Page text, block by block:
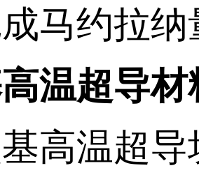
马约拉
温超导
高温超